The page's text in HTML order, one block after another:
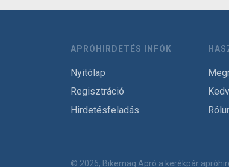
APRÓHIRDETÉS INFÓK
Nyitólap
Regisztráció
Hirdetésfeladás
© 2026, Bikemag Apró a kerékpár